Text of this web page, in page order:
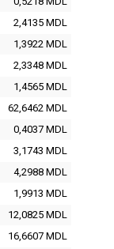
2,4135 MDL
1,3922 MDL
2,3348 MDL
1,4565 MDL
62,6462 MDL
0,4037 MDL
3,1743 MDL
4,2988 MDL
1,9913 MDL
12,0825 MDL
16,6607 MDL